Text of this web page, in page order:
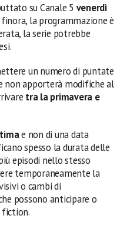
su Canale 5 venerdì
la programmazione è
la serie potrebbe
un numero di puntate
non apporterà modifiche al
tra la primavera e
e non di una data
spesso la durata delle
episodi nello stesso
temporaneamente la
o cambi di
possono anticipare o
fiction.